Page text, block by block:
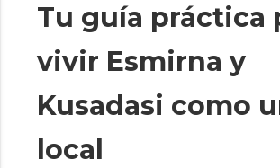
Tu guía práctica
vivir Esmirna y
Kusadasi como
local